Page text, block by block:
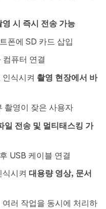
시 즉시 전송 가능
폰에 SD 카드 삽입
컴퓨터 연결
식시켜 촬영 현장에서 바
촬영이 잦은 사용자
일 전송 및 멀티태스킹 가
USB 케이블 연결
시켜 대용량 영상, 문서
러 작업을 동시에 처리하